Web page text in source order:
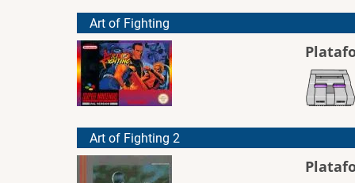
Art of Fighting
Art of Fighting 2